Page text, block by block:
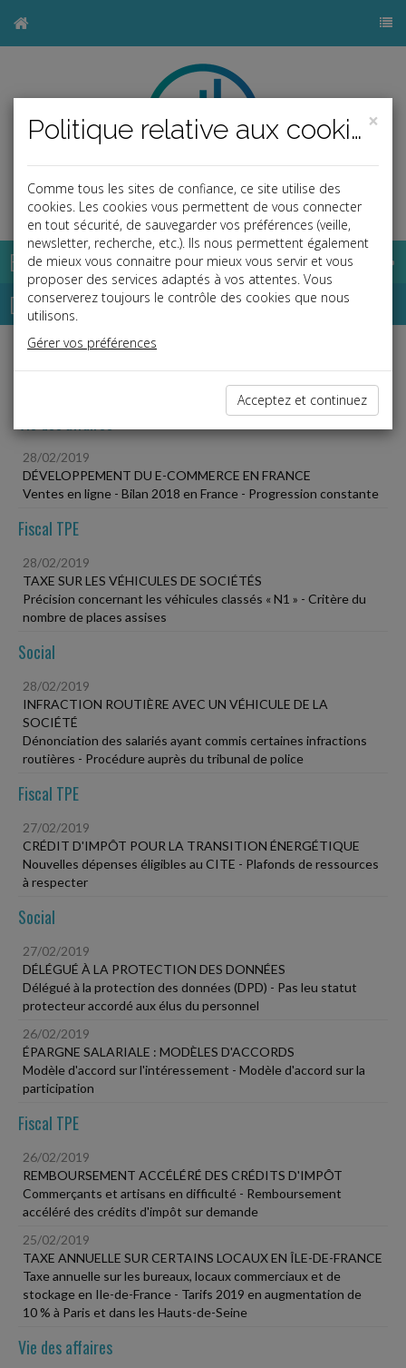
Base documentaire
Dépêches
Liste des dernières dépêches
28/02/2019
DÉVELOPPEMENT DU E-COMMERCE EN FRANCE
Ventes en ligne - Bilan 2018 en France - Progression constante
Fiscal TPE
28/02/2019
TAXE SUR LES VÉHICULES DE SOCIÉTÉS
Précision concernant les véhicules classés « N1 » - Critère du
nombre de places assises
Social
28/02/2019
INFRACTION ROUTIÈRE AVEC UN VÉHICULE DE LA
SOCIÉTÉ
Dénonciation des salariés ayant commis certaines infractions
routières - Procédure auprès du tribunal de police
Fiscal TPE
27/02/2019
CRÉDIT D'IMPÔT POUR LA TRANSITION ÉNERGÉTIQUE
Nouvelles dépenses éligibles au CITE - Plafonds de ressources
à respecter
Social
27/02/2019
DÉLÉGUÉ À LA PROTECTION DES DONNÉES
Délégué à la protection des données (DPD) - Pas leu statut
protecteur accordé aux élus du personnel
26/02/2019
ÉPARGNE SALARIALE : MODÈLES D'ACCORDS
Modèle d'accord sur l'intéressement - Modèle d'accord sur la
participation
Fiscal TPE
26/02/2019
REMBOURSEMENT ACCÉLÉRÉ DES CRÉDITS D'IMPÔT
Commerçants et artisans en difficulté - Remboursement
accéléré des crédits d'impôt sur demande
25/02/2019
TAXE ANNUELLE SUR CERTAINS LOCAUX EN ÎLE-DE-FRANCE
Taxe annuelle sur les bureaux, locaux commerciaux et de
stockage en Ile-de-France - Tarifs 2019 en augmentation de
10 % à Paris et dans les Hauts-de-Seine
Vie des affaires
×
Politique relative aux cookies
Comme tous les sites de confiance, ce site utilise des
cookies. Les cookies vous permettent de vous connecter
en tout sécurité, de sauvegarder vos préférences (veille,
newsletter, recherche, etc.). Ils nous permettent également
de mieux vous connaitre pour mieux vous servir et vous
proposer des services adaptés à vos attentes. Vous
conserverez toujours le contrôle des cookies que nous
utilisons.
Gérer vos préférences
Acceptez et continuez